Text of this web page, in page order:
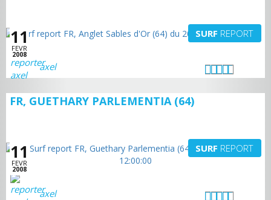
11
FEVR
2008
SURF REPORT
axel
FR, GUETHARY PARLEMENTIA (64)
11
FEVR
2008
SURF REPORT
axel